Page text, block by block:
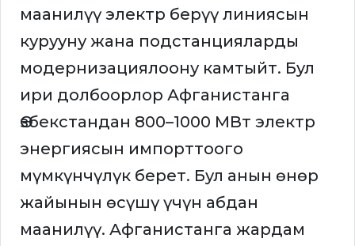
маанилүү электр берүү линиясын
курууну жана подстанцияларды
модернизациялоону камтыйт. Бул
ири долбоорлор Афганистанга
Өзбекстандан 800–1000 МВт электр
энергиясын импорттоого
мүмкүнчүлүк берет. Бул анын өнөр
жайынын өсүшү үчүн абдан
маанилүү. Афганистанга жардам